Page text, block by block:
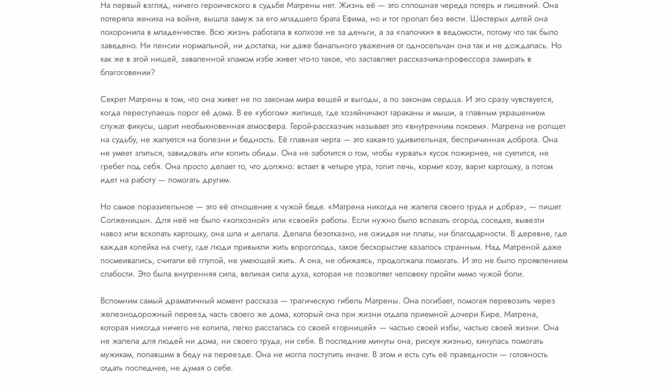
На первый взгляд, ничего героического в судьбе Матрены нет. Жизнь её — это сплошная череда потерь и лишений. Она
потеряла жениха на войне, вышла замуж за его младшего брата Ефима, но и тот пропал без вести. Шестерых детей она
похоронила в младенчестве. Всю жизнь работала в колхозе не за деньги, а за «палочки» в ведомости, потому что так было
заведено. Ни пенсии нормальной, ни достатка, ни даже банального уважения от односельчан она так и не дождалась. Но
как же в этой нищей, заваленной хламом избе живет что-то такое, что заставляет рассказчика-профессора замирать в
благоговении?
Секрет Матрены в том, что она живет не по законам мира вещей и выгоды, а по законам сердца. И это сразу чувствуется,
когда переступаешь порог её дома. В ее «убогом» жилище, где хозяйничают тараканы и мыши, а главным украшением
служат фикусы, царит необыкновенная атмосфера. Герой-рассказчик называет это «внутренним покоем». Матрена не ропщет
на судьбу, не жалуется на болезни и бедность. Её главная черта — это какая-то удивительная, беспричинная доброта. Она
не умеет злиться, завидовать или копить обиды. Она не заботится о том, чтобы «урвать» кусок пожирнее, не суетится, не
гребет под себя. Она просто делает то, что должно: встает в четыре утра, топит печь, кормит козу, варит картошку, а потом
идет на работу — помогать другим.
Но самое поразительное — это её отношение к чужой беде. «Матрена никогда не жалела своего труда и добра», — пишет
Солженицын. Для неё не было «колхозной» или «своей» работы. Если нужно было вспахать огород соседке, вывезти
навоз или вскопать картошку, она шла и делала. Делала безотказно, не ожидая ни платы, ни благодарности. В деревне, где
каждая копейка на счету, где люди привыкли жить впроголодь, такое бескорыстие казалось странным. Над Матреной даже
посмеивались, считали её глупой, не умеющей жить. А она, не обижаясь, продолжала помогать. И это не было проявлением
слабости. Это была внутренняя сила, великая сила духа, которая не позволяет человеку пройти мимо чужой боли.
Вспомним самый драматичный момент рассказа — трагическую гибель Матрены. Она погибает, помогая перевозить через
железнодорожный переезд часть своего же дома, который она при жизни отдала приемной дочери Кире. Матрена,
которая никогда ничего не копила, легко рассталась со своей «горницей» — частью своей избы, частью своей жизни. Она
не жалела для людей ни дома, ни своего труда, ни себя. В последние минуты она, рискуя жизнью, кинулась помогать
мужикам, попавшим в беду на переезде. Она не могла поступить иначе. В этом и есть суть её праведности — готовность
отдать последнее, не думая о себе.